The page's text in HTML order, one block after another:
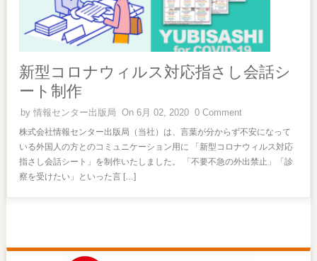
新型コロナウィルス対応指さし会話シ
ート制作
by情報センター出版局 On 6月 02, 2020 0 Comment
株式会社情報センター出版局（当社）は、言葉が分からず不安になって
いる外国人の方とのコミュニケーション用に 「新型コロナウィルス対応
指さし会話シート」を制作いたしました。 「不要不急の外出禁止」「診
察を受けたい」といった言 […]